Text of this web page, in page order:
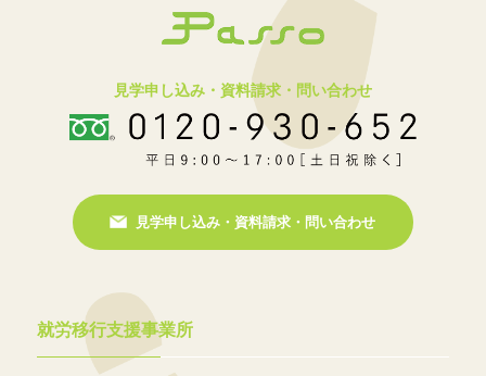
見学申し込み・資料請求・問い合わせ
見学申し込み・資料請求・問い合わせ
就労移行支援事業所